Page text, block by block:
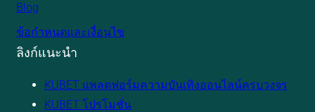
Blog
ข้อกำหนดและเงื่อนไข
ลิงก์แนะนำ
KUBET แพลตฟอร์มความบันเทิงออนไลน์ครบวงจร
KUBET โปรโมชั่น